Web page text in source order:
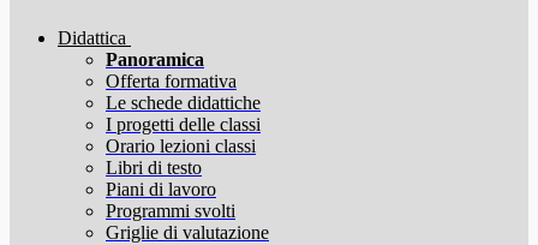
Didattica
Panoramica
Offerta formativa
Le schede didattiche
I progetti delle classi
Orario lezioni classi
Libri di testo
Piani di lavoro
Programmi svolti
Griglie di valutazione